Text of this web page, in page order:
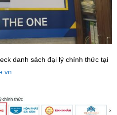
danh sách đại lý chính thức tại